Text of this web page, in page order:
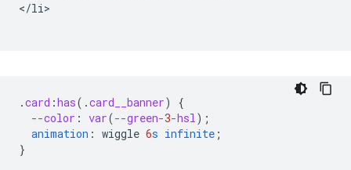
</li>
.card :has( .card__banner)
{
--color : var(--green-3-hsl);
animation : wiggle 6s infinite ;
}